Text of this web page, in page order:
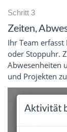
Schritt 3
Zeiten,
Ihr Team
oder Stoppuhr.
Abwesenheiten
und Projekten